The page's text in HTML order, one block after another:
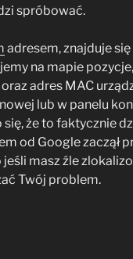
spróbować.
adresem, znajduje
na mapie
adres MAC
lub w panelu
się, że to faktycznie
od Google zaczął
masz źle
Twój problem.